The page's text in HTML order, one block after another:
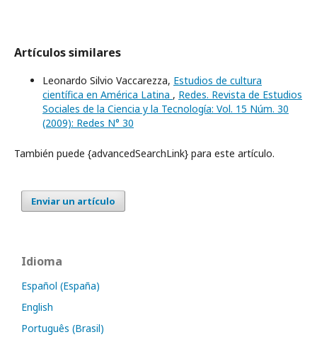
Artículos similares
Leonardo Silvio Vaccarezza, Estudios de cultura
científica en América Latina , Redes. Revista de Estudios
Sociales de la Ciencia y la Tecnología: Vol. 15 Núm. 30
(2009): Redes N° 30
También puede {advancedSearchLink} para este artículo.
Enviar un artículo
Idioma
Español (España)
English
Português (Brasil)